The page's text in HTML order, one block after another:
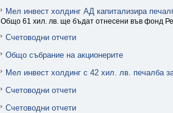
Мел инвест холдинг АД капитализира
Общо 61 хил. лв. ще бъдат отнесени във фонд
Счетоводни отчети
Общо събрание на акционерите
Мел инвест холдинг с 42 хил. лв. печалба
Счетоводни отчети
Счетоводни отчети